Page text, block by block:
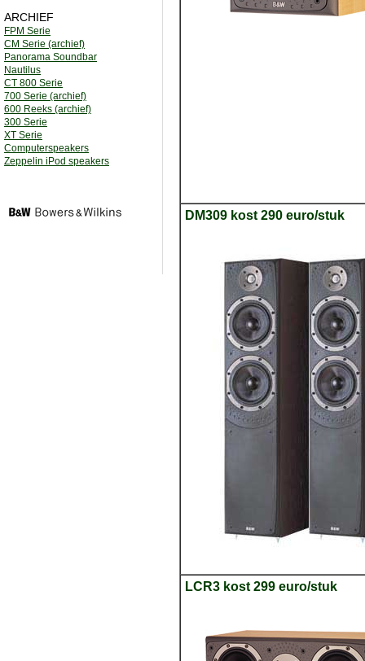
ARCHIEF
FPM Serie
CM Serie (archief)
Panorama Soundbar
Nautilus
CT 800 Serie
700 Serie (archief)
600 Reeks (archief)
300 Serie
XT Serie
Computerspeakers
Zeppelin iPod speakers
DM309 kost 290 euro/stuk
LCR3 kost 299 euro/stuk